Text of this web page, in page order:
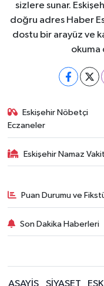
sizlere sunar.
doğru adres Haber
dostu bir arayüz ve
okuma
Eskişehir Nöbetçi
Eczaneler
Eskişehir Namaz
Puan Durumu ve
Son Dakika Haberleri